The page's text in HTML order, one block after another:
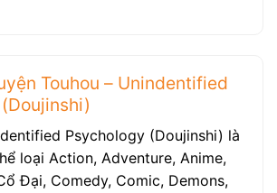
Touhou – Unindentified
Psychology (Doujinshi) là
loại Action, Adventure, Anime,
Đại, Comedy, Comic, Demons,